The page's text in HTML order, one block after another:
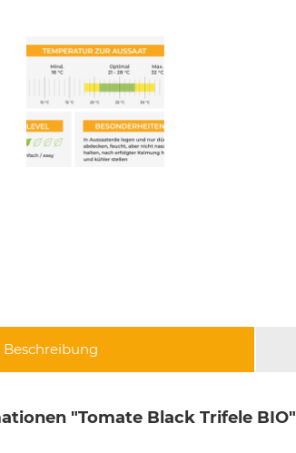
Beschreibung
"Tomate Black Trifele BIO"